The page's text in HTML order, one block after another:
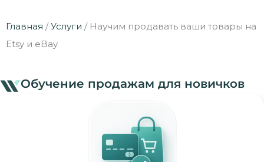
Главная /Услуги / Научим продавать ваши товары на
Etsy и eBay
Обучение продажам для новичков